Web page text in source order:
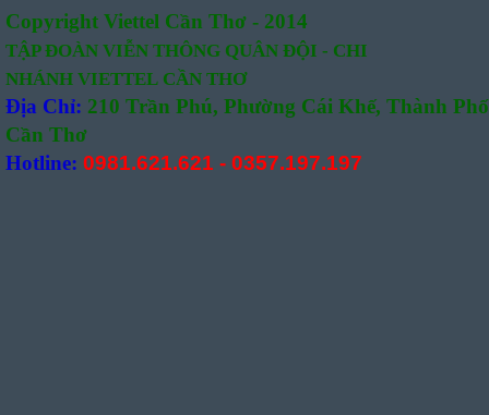
Copyright Viettel Cần Thơ - 2014
TẬP ĐOÀN VIỄN THÔNG QUÂN ĐỘI - CHI
NHÁNH VIETTEL CẦN THƠ
Địa Chỉ: 210 Trần Phú, Phường Cái Khế, Thành Phố
Cần Thơ
Hotline: 0981.621.621 - 0357.197.197